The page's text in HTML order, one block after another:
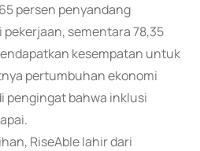
persen penyandang
sementara 78,35
kesempatan untuk
pertumbuhan ekonomi
pengingat bahwa inklusi
RiseAble lahir dari